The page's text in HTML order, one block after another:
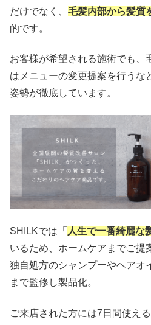
だけでなく、 毛髪内部から髪質
的です。
お客様が希望される施術でも、
はメニューの変更提案を行うな
姿勢が徹底しています。
SHILKでは 「 人生で一番綺麗な
いるため、ホームケアまでご提
独自処方のシャンプーやヘアオ
まで監修し製品化。
ご来店された方には7日間使え